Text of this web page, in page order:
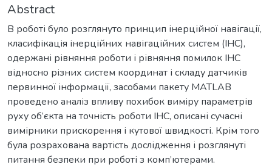
Abstract
В роботі було розглянуто принцип інерційної навігації,
класифікація інерційних навігаційних систем (ІНС),
одержані рівняння роботи і рівняння помилок ІНС
відносно різних систем координат і складу датчиків
первинної інформації, засобами пакету MATLAB
проведено аналіз впливу похибок виміру параметрів
руху об’єкта на точність роботи ІНС, описані сучасні
вимірники прискорення і кутової швидкості. Крім того
була розрахована вартість дослідження і розглянуті
питання безпеки при роботі з комп’ютерами.